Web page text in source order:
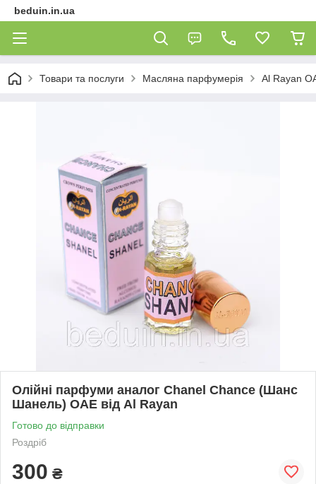
beduin.in.ua
Товари та послуги Масляна парфумерія Al Rayan
Олійні парфуми аналог Chanel Chance (Шанс
Шанель) ОАЕ від Al Rayan
Готово до відправки
Роздріб
300 ₴